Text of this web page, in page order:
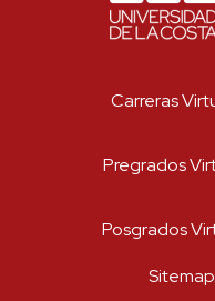
Nombre *
Carreras
Pregrados
Posgrados
Sitemap